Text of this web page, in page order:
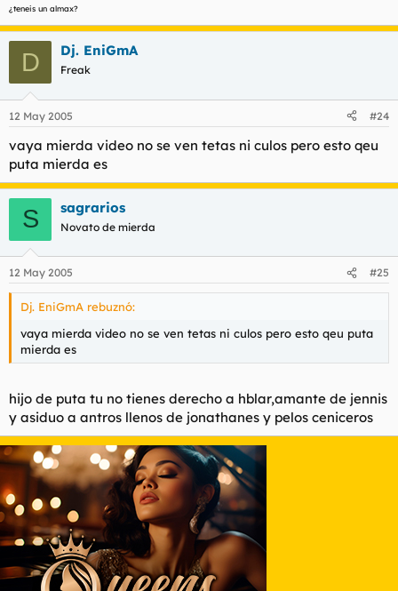
Si sabes meditar, observar, conocer,
sin llegar a ser nunca destructor o escéptico;
soñar, mas no dejar que el sueño te domine;
pensar, sin ser sólo un pensador...
Si puedes ser severo sin llegar a la cólera;
si puedes ser audaz sin pecar de imprudente;
si consigues ser bueno y logras ser un sabio
sin ser moral ni pedante...
Si alcanzas el triunfo después de la derrota
y acoges con igual calma esas dos mentiras;
si puedes conservar tu valor, tu cabeza
cuando la pierdan otros...
Entonces, los Reyes, los Dioses, la Suerte y la Victoria
serán ya para siempre tus sumisos esclavos
y, lo que vale más que la Gloria y los Reyes:
serás Hombre, hijo mío.
¿teneis un almax?
D Dj. EniGmA
Freak
12 May 2005 #24
vaya mierda video no se ven tetas ni culos pero esto qeu
puta mierda es
S sagrarios
Novato de mierda
12 May 2005 #25
Dj. EniGmA rebuznó:
vaya mierda video no se ven tetas ni culos pero esto qeu puta
mierda es
hijo de puta tu no tienes derecho a hblar,amante de jennis
y asiduo a antros llenos de jonathanes y pelos ceniceros